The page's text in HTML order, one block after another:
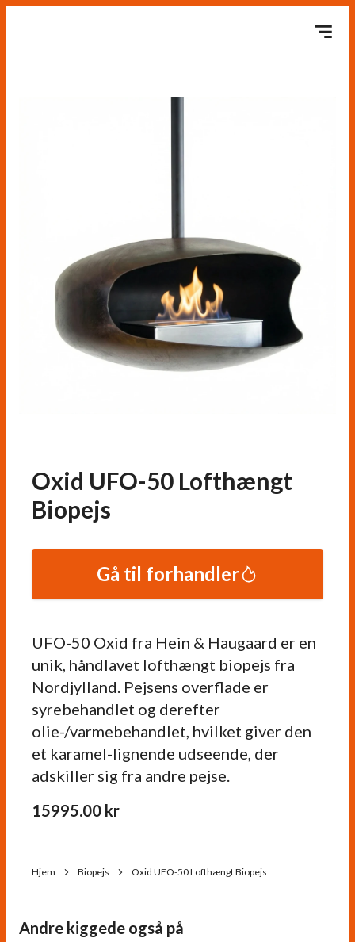
Oxid UFO-50 Lofthængt
Biopejs
UFO-50 Oxid fra Hein & Haugaard er en
unik, håndlavet lofthængt biopejs fra
Nordjylland. Pejsens overflade er
syrebehandlet og derefter
olie-/varmebehandlet, hvilket giver den
et karamel-lignende udseende, der
adskiller sig fra andre pejse.
15995.00 kr
Gå til forhandler
Hjem Biopejs Oxid UFO-50 Lofthængt Biopejs
Andre kiggede også på